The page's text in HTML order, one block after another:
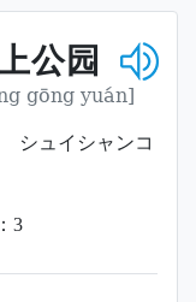
公园
gōng yuán]
ュイシャンコ
3